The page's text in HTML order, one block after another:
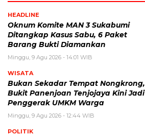
HEADLINE
Oknum Komite MAN 3 Sukabumi
Ditangkap Kasus Sabu, 6 Paket
Barang Bukti Diamankan
Minggu, 9 Agu 2026 - 14:01 WIB
WISATA
Bukan Sekadar Tempat Nongkrong,
Bukit Panenjoan Tenjojaya Kini Jadi
Penggerak UMKM Warga
Minggu, 9 Agu 2026 - 12:44 WIB
POLITIK